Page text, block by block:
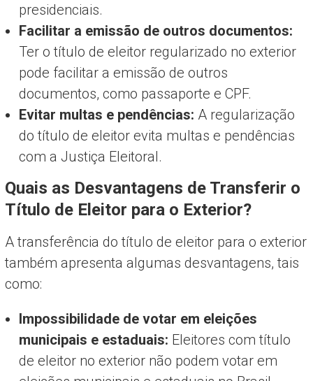
presidenciais.
Facilitar a emissão de outros documentos:
Ter o título de eleitor regularizado no exterior
pode facilitar a emissão de outros
documentos, como passaporte e CPF.
Evitar multas e pendências: A regularização
do título de eleitor evita multas e pendências
com a Justiça Eleitoral.
Quais as Desvantagens de Transferir o
Título de Eleitor para o Exterior?
A transferência do título de eleitor para o exterior
também apresenta algumas desvantagens, tais
como:
Impossibilidade de votar em eleições
municipais e estaduais: Eleitores com título
de eleitor no exterior não podem votar em